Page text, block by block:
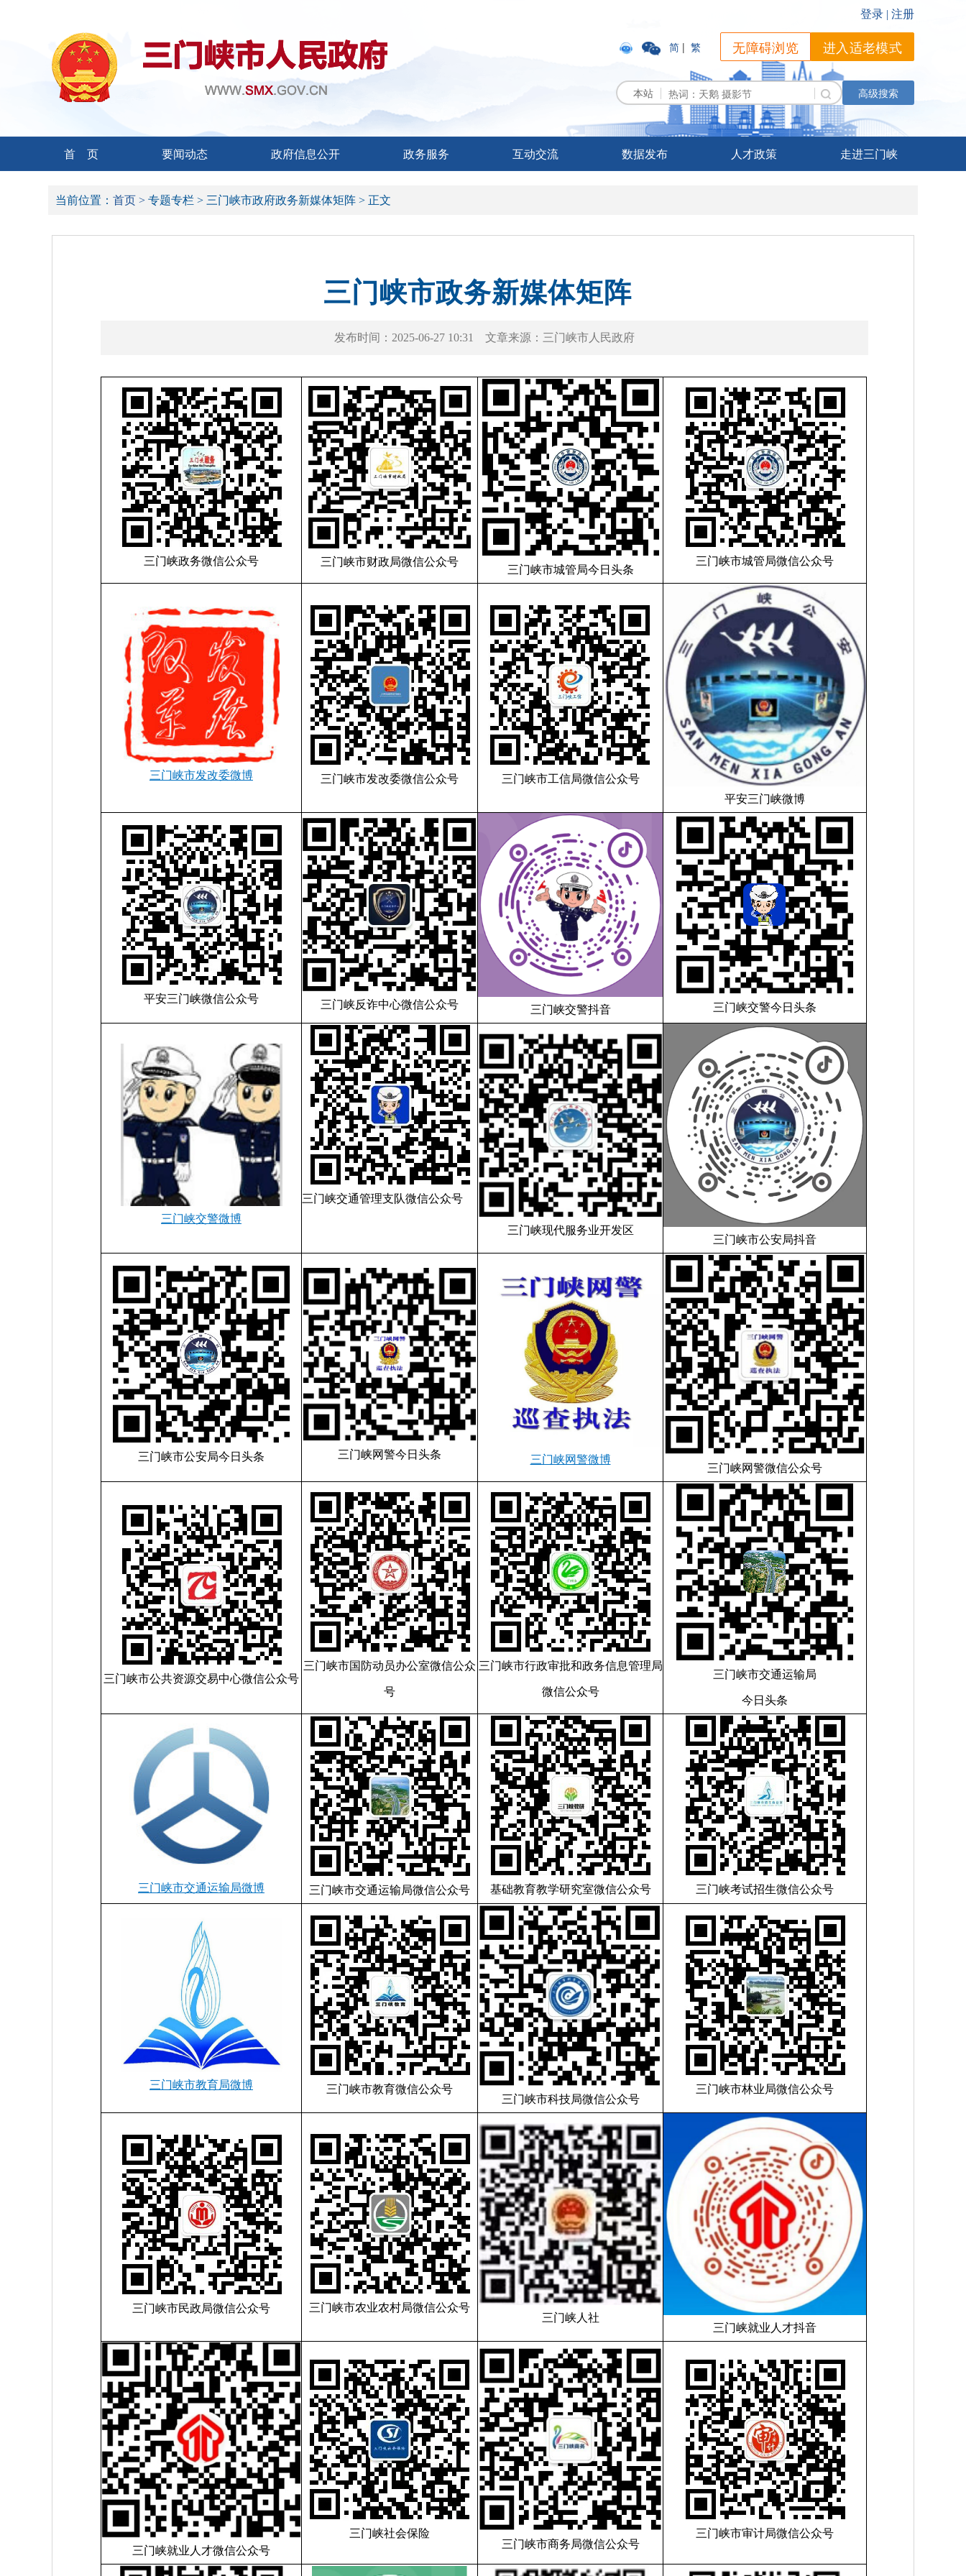
简 | 繁 无障碍浏览 进入适老模式
本站 高级搜索
首 页 要闻动态 政府信息公开 政务服务 互动交流 数据发布 人才政策 走进三门峡
当前位置： 首页 > 专题专栏 > 三门峡市政府政务新媒体矩阵 > 正文
三门峡市政务新媒体矩阵
发布时间： 2025-06-27 10:31 文章来源： 三门峡市人民政府
三门峡政务微信公众号 三门峡市财政局微信公众号
三门峡市城管局今日头条
三门峡市城管局微信公众号
三门峡市发改委微博 三门峡市发改委微信公众号
三门峡市工信局微信公众号
平安三门峡微博
平安三门峡微信公众号 三门峡反诈中心微信公众号 三门峡交警抖音 三门峡交警今日头条
三门峡交警微博
三门峡交通管理支队微信公众号
三门峡现代服务业开发区
三门峡市公安局抖音
三门峡市公安局今日头条 三门峡网警今日头条 三门峡网警微博
三门峡网警微信公众号
三门峡市公共资源交易中心微信公众号
三门峡市国防动员办公室微信公众
号
三门峡市行政审批和政务信息管理局
微信公众号
三门峡市交通运输局
今日头条
三门峡市交通运输局微博 三门峡市交通运输局微信公众号 基础教育教学研究室微信公众号 三门峡考试招生微信公众号
三门峡市教育局微博
三门峡市教育微信公众号
三门峡市科技局微信公众号
三门峡市林业局微信公众号
三门峡市民政局微信公众号
三门峡市农业农村局微信公众号
三门峡人社
三门峡就业人才抖音
三门峡就业人才微信公众号
三门峡社会保险
三门峡市商务局微信公众号
三门峡市审计局微信公众号